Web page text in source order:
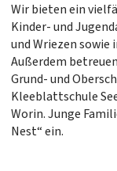
Wir bieten ein
Kinder- und
und Wriezen sowie
Außerdem
Grund- und
Kleeblattschule
Worin. Junge
Nest“ ein.